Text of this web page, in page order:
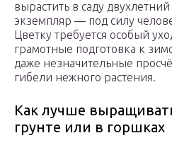
вырастить в саду
экземпляр — под силу
Цветку требуется особый
грамотные подготовка к
даже незначительные
гибели нежного растения.
Как лучше
грунте или в горшках